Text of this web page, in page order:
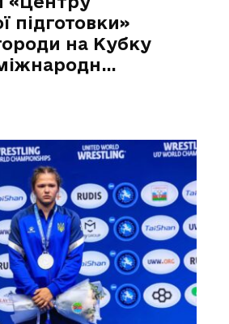
підготовки»
на Кубку